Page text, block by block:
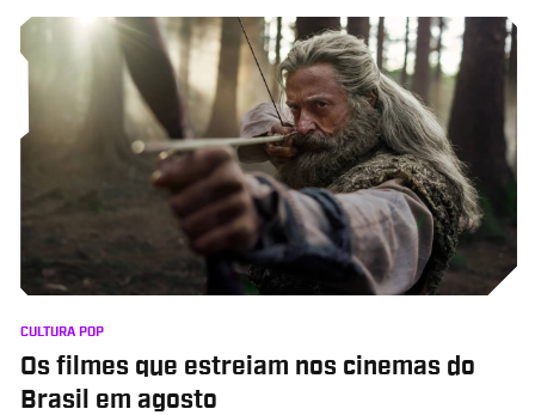
CULTURA POP
Os filmes que estreiam nos cinemas do
Brasil em agosto